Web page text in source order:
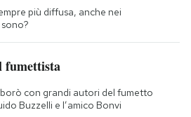
più diffusa, anche nei
fumettista
con grandi autori del fumetto
Buzzelli e l’amico Bonvi